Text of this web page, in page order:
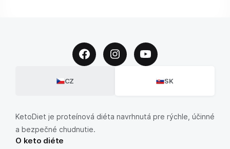
CZ SK
KetoDiet je proteínová diéta navrhnutá pre rýchle, účinné
a bezpečné chudnutie.
O keto diéte